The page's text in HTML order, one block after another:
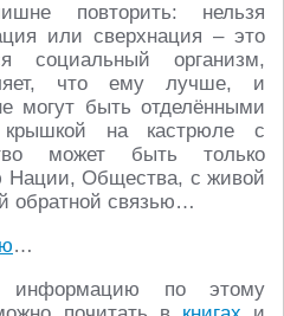
повторить: нельзя
или сверхнация – это
социальный организм,
что ему лучше, и
могут быть отделёнными
на кастрюле с
может быть только
Нации, Общества, с живой
обратной связью…
…
информацию по этому